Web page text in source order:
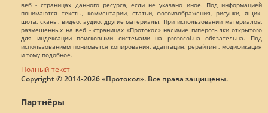
веб - страницах данного ресурса, если не указано иное. Под информацией
понимаются тексты, комментарии, статьи, фотоизображения, рисунки, ящик-
шота, сканы, видео, аудио, другие материалы. При использовании материалов,
размещенных на веб - страницах «Протокол» наличие гиперссылки открытого
для индексации поисковыми системами на protocol.ua обязательна. Под
использованием понимается копирования, адаптация, рерайтинг, модификация
и тому подобное.
Полный текст
Copyright © 2014-2026 «Протокол». Все права защищены.
Партнёры